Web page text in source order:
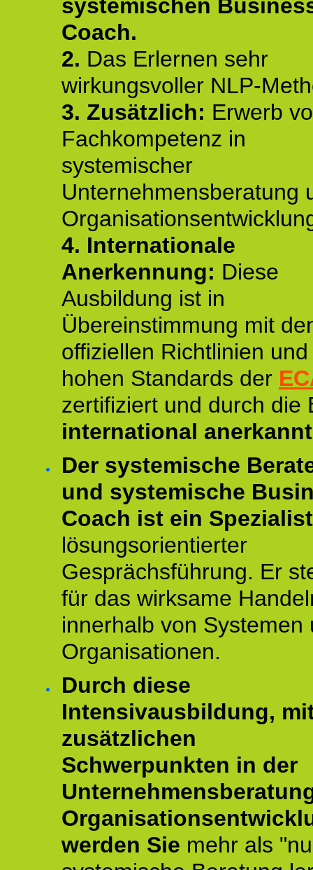
systemischen
Coach.
2. Das Erlernen sehr
wirkungsvoller NLP-
3. Zusätzlich: Erwerb
Fachkompetenz in
systemischer
Unternehmensberatung
4. Internationale
Anerkennung: Diese
Ausbildung ist in
Übereinstimmung mit
offiziellen Richtlinien
hohen Standards der
zertifiziert und durch die
international
Der systemische
und systemische
Coach ist ein
lösungsorientierter
Gesprächsführung. Er
für das wirksame
innerhalb von Systemen
Organisationen.
Durch diese
Intensivausbildung,
zusätzlichen
Schwerpunkten in der
werden Sie mehr als